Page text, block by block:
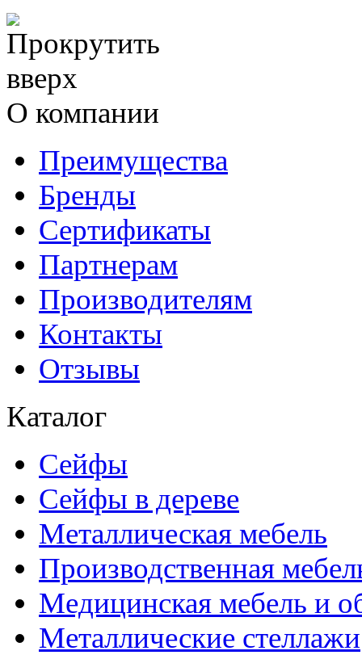
О компании
Преимущества
Бренды
Сертификаты
Партнерам
Производителям
Контакты
Отзывы
Каталог
Сейфы
Сейфы в дереве
Металлическая мебель
Производственная
Медицинская мебель и
Металлические стеллажи